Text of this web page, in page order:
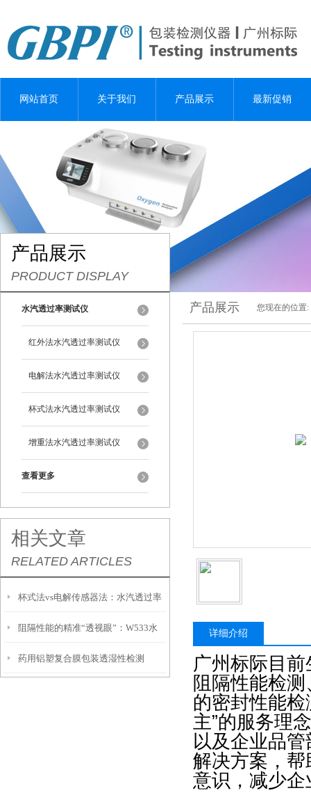
网站首页 关于我们 产品展示 最新促销
产品展示
PRODUCT DISPLAY
水汽透过率测试仪
红外法水汽透过率测试仪
电解法水汽透过率测试仪
杯式法水汽透过率测试仪
增重法水汽透过率测试仪
查看更多
相关文章
RELATED ARTICLES
杯式法vs电解传感器法：水汽透过率
测试仪两大技术路线到底怎么选？
阻隔性能的精准“透视眼”：W533水
汽透过率测试仪功能解析
药用铝塑复合膜包装透湿性检测
产品展示 您现在的位置:
详细介绍
广州标际目
阻隔性能检
的密封性能
主”的服务理
以及企业品
解决方案，
意识，减少